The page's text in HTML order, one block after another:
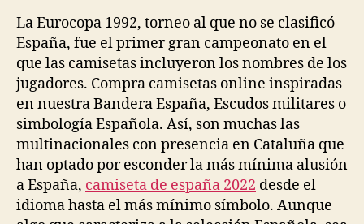
La Eurocopa 1992, torneo al que no se clasificó
España, fue el primer gran campeonato en el
que las camisetas incluyeron los nombres de los
jugadores. Compra camisetas online inspiradas
en nuestra Bandera España, Escudos militares o
simbología Española. Así, son muchas las
multinacionales con presencia en Cataluña que
han optado por esconder la más mínima alusión
a España, camiseta de españa 2022 desde el
idioma hasta el más mínimo símbolo. Aunque